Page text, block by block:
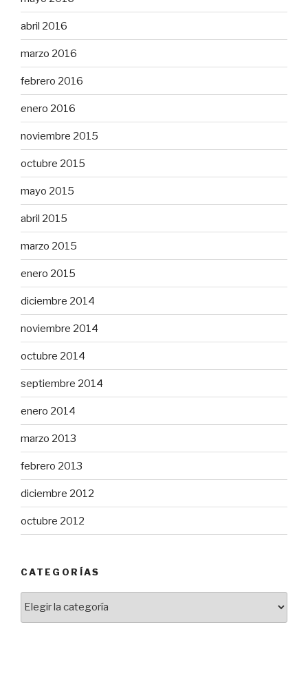
abril 2016
marzo 2016
febrero 2016
enero 2016
noviembre 2015
octubre 2015
mayo 2015
abril 2015
marzo 2015
enero 2015
diciembre 2014
noviembre 2014
octubre 2014
septiembre 2014
enero 2014
marzo 2013
febrero 2013
diciembre 2012
octubre 2012
CATEGORÍAS